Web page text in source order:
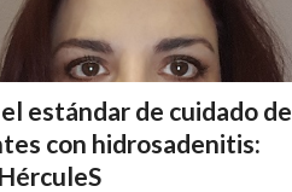
estándar de cuidado de
con hidrosadenitis: